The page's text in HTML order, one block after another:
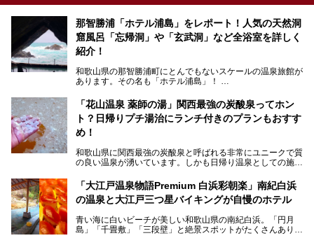
那智勝浦「ホテル浦島」をレポート！人気の天然洞
窟風呂「忘帰洞」や「玄武洞」など全浴室を詳しく
紹介！
和歌山県の那智勝浦町にとんでもないスケールの温泉旅館が
あります。その名も「ホテル浦島」！
泉。日本一長いエスカレーターで「本館」と「山上館」を結
び、海を一望する絶景も。
6ヵ所のお風呂のうち5ヵ所までは日帰り入浴も可。可愛ら
しいカメさんの形の送迎船「浦島丸」に乗っていざ、温泉の
湧く竜宮城へ！
───
提供元：那智勝浦町【PR】
この記事は那智勝浦町のPR記事です。
「花山温泉 薬師の湯」関西最強の炭酸泉ってホン
ト？日帰りプチ湯治にランチ付きのプランもおすす
め！
和歌山県に関西最強の炭酸泉と呼ばれる非常にユニークで質
の良い温泉が湧いています。しかも日帰り温泉としての施設
薬師の湯」。朝一番のお風呂にはパリパリシャリシャリと膜
が張って、それを砕きながら入浴できるとか！
ンチに人気のお食事処メニューも紹介しちゃいます！
「大江戸温泉物語Premium 白浜彩朝楽」南紀白浜
の温泉と大江戸三つ星バイキングが自慢のホテル
青い海に白いビーチが美しい和歌山県の南紀白浜。「円月
島」「千畳敷」「三段壁」と絶景スポットがたくさんありま